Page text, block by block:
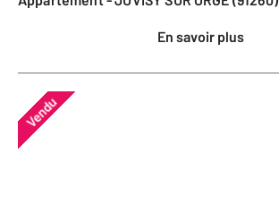
En savoir plus
Vendu